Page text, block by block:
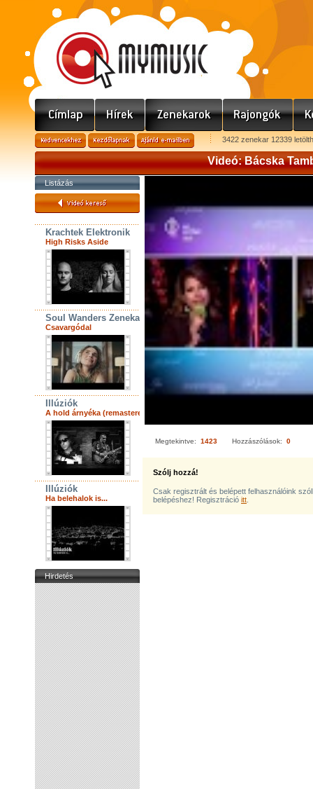
3422 zenekar 12339
Videó: Bácska
Listázás
Krachtek Elektronik
High Risks Aside
Soul Wanders Zenekar
Csavargódal
Illúziók
A hold árnyéka (remastered)
Illúziók
Ha belehalok is...
Hirdetés
Megtekintve: 1423 Hozzászólások: 0
Szólj hozzá!
Csak regisztrált és belépett felhasználóink
belépéshez! Regisztráció itt